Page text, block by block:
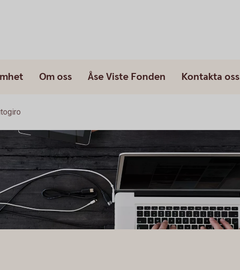
Om oss Åse Viste Fonden Kontakta oss